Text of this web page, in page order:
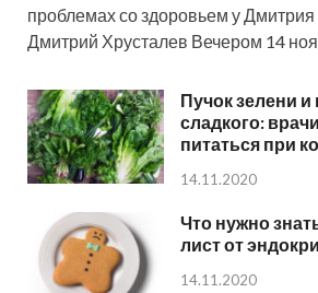
проблемах со здоровьем у Дмитрия
Дмитрий Хрусталев Вечером 14
Пучок зелени и
сладкого:
питаться при
14.11.2020
Что нужно
лист от
14.11.2020